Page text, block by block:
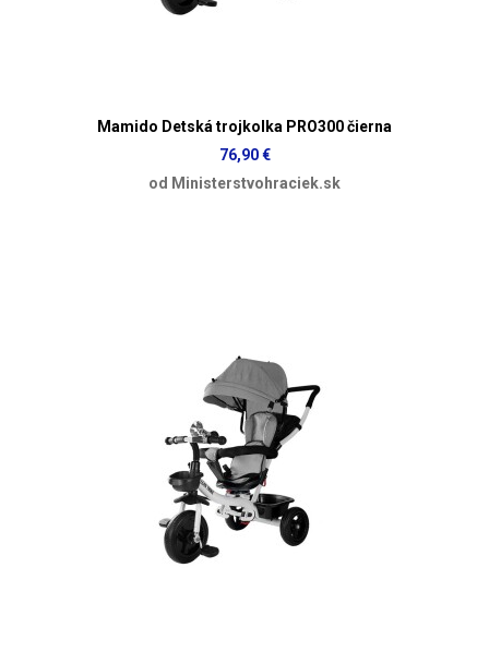
Mamido Detská trojkolka PRO300 čierna
76,90 €
od Ministerstvohraciek.sk